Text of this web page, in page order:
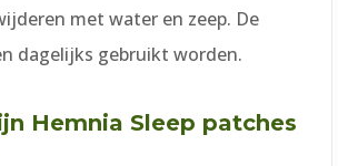
met water en zeep. De
dagelijks gebruikt worden.
Hemnia Sleep patches